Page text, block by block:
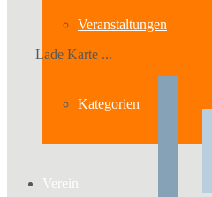
Veranstaltungen
Kategorien
Verein
Lade Karte ...